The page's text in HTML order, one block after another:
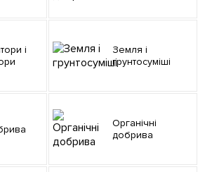
Земля і
грунтосуміші
Органічні
добрива